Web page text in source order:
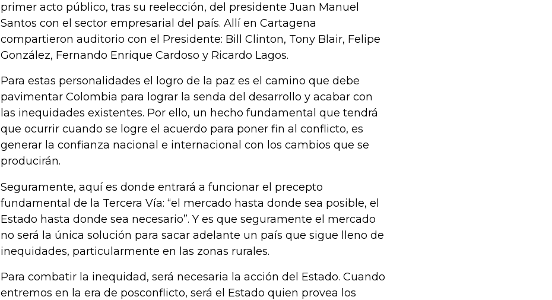
primer acto público, tras su reelección, del presidente Juan Manuel
Santos con el sector empresarial del país. Allí en Cartagena
compartieron auditorio con el Presidente: Bill Clinton, Tony Blair, Felipe
González, Fernando Enrique Cardoso y Ricardo Lagos.
Para estas personalidades el logro de la paz es el camino que debe
pavimentar Colombia para lograr la senda del desarrollo y acabar con
las inequidades existentes. Por ello, un hecho fundamental que tendrá
que ocurrir cuando se logre el acuerdo para poner fin al conflicto, es
generar la confianza nacional e internacional con los cambios que se
producirán.
Seguramente, aquí es donde entrará a funcionar el precepto
fundamental de la Tercera Vía: “el mercado hasta donde sea posible, el
Estado hasta donde sea necesario”. Y es que seguramente el mercado
no será la única solución para sacar adelante un país que sigue lleno de
inequidades, particularmente en las zonas rurales.
Para combatir la inequidad, será necesaria la acción del Estado. Cuando
entremos en la era de posconflicto, será el Estado quien provea los